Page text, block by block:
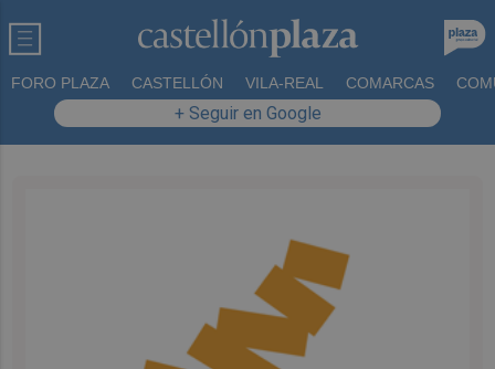
FORO PLAZA CASTELLÓN VILA-REAL COMARCAS
+ Seguir en Google